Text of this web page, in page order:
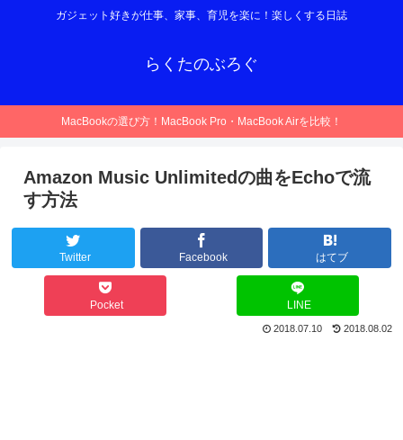
ガジェット好きが仕事、家事、育児を楽に！楽しくする日誌
らくたのぶろぐ
MacBookの選び方！MacBook Pro・MacBook Airを比較！
Amazon Music Unlimitedの曲をEchoで流
す方法
Twitter Facebook はてブ
Pocket LINE
2018.08.02
2018.07.10